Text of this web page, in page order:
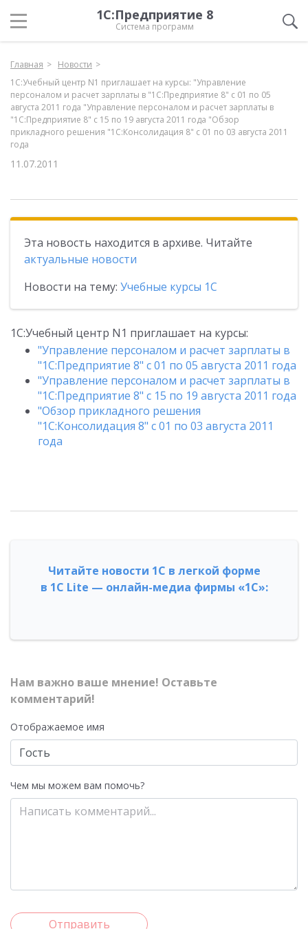
1С:Предприятие 8
Система программ
Главная
Новости
1С:Учебный центр N1 приглашает на курсы: "Управление
персоналом и расчет зарплаты в "1С:Предприятие 8" с 01 по 05
августа 2011 года "Управление персоналом и расчет зарплаты в
"1С:Предприятие 8" с 15 по 19 августа 2011 года "Обзор
прикладного решения "1С:Консолидация 8" с 01 по 03 августа 2011
года
11.07.2011
Эта новость находится в архиве. Читайте
актуальные новости
Новости на тему: Учебные курсы 1С
1С:Учебный центр N1 приглашает на курсы:
"Управление персоналом и расчет зарплаты в
"1С:Предприятие 8" с 01 по 05 августа 2011 года
"Управление персоналом и расчет зарплаты в
"1С:Предприятие 8" с 15 по 19 августа 2011 года
"Обзор прикладного решения
"1С:Консолидация 8" с 01 по 03 августа 2011
года
Читайте новости 1С в легкой форме
в 1С Lite — онлайн-медиа фирмы «1С»:
Нам важно ваше мнение! Оставьте
комментарий!
Отображаемое имя
Чем мы можем вам помочь?
Отправить